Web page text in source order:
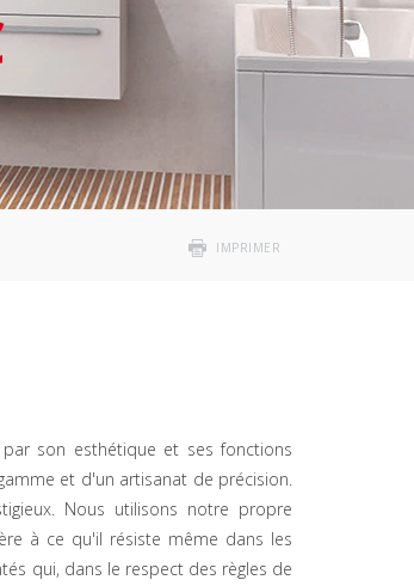
IMPRIMER
son esthétique et ses fonctions
et d'un artisanat de précision.
Nous utilisons notre propre
à ce qu'il résiste même dans les
qui, dans le respect des règles de